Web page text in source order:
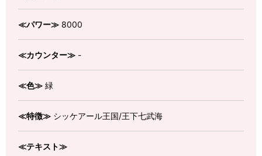
≪パワー≫ 8000
≪カウンター≫ -
≪色≫ 緑
≪特徴≫ シッケアール王国/王下七武海
≪テキスト≫